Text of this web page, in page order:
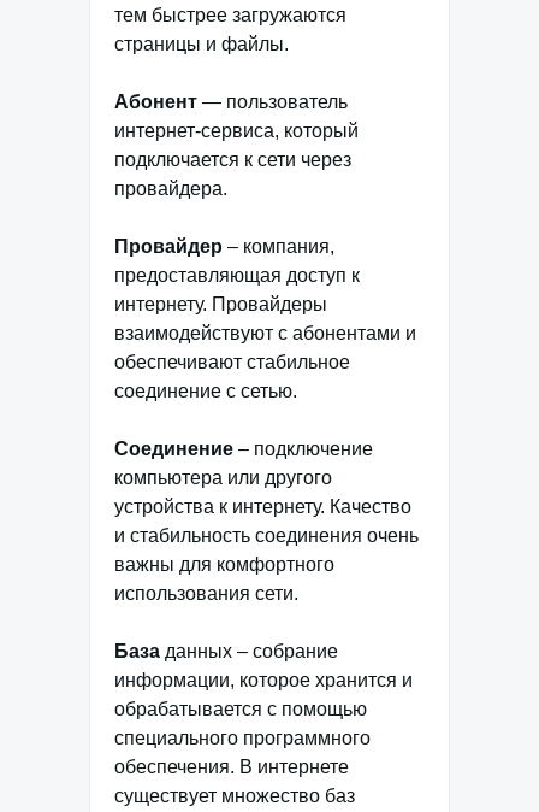
тем быстрее загружаются
страницы и файлы.
Абонент — пользователь
интернет-сервиса, который
подключается к сети через
провайдера.
Провайдер – компания,
предоставляющая доступ к
интернету. Провайдеры
взаимодействуют с абонентами и
обеспечивают стабильное
соединение с сетью.
Соединение – подключение
компьютера или другого
устройства к интернету. Качество
и стабильность соединения очень
важны для комфортного
использования сети.
База данных – собрание
информации, которое хранится и
обрабатывается с помощью
специального программного
обеспечения. В интернете
существует множество баз